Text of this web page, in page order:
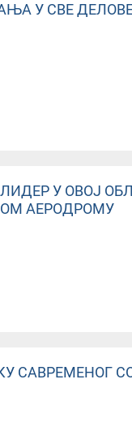
У СВЕ
ЛИДЕР У ОВОЈ
АЕРОДРОМУ
САВРЕМЕНОГ